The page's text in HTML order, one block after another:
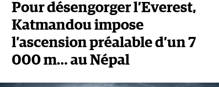
Pour désengorger l’Everest,
Katmandou impose
l’ascension préalable d’un 7
000 m… au Népal